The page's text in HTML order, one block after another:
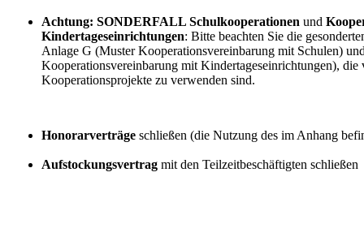
Achtung: SONDERFALL Schulkooperationen und
Kindertageseinrichtungen: Bitte beachten Sie die
Anlage G (Muster Kooperationsvereinbarung mit Schulen)
Kooperationsvereinbarung mit Kindertageseinrichtungen), die
Kooperationsprojekte zu verwenden sind.
Honorarverträge schließen (die Nutzung des im Anhang
Aufstockungsvertrag mit den Teilzeitbeschäftigten schließen